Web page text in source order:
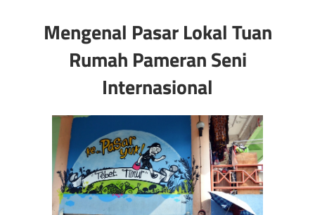
Mengenal Pasar Lokal Tuan
Rumah Pameran Seni
Internasional